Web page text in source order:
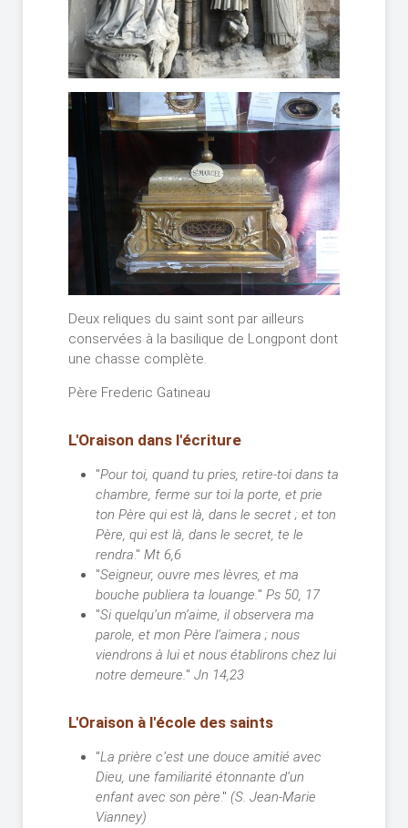
Deux reliques du saint sont par ailleurs
conservées à la basilique de Longpont dont
une chasse complète.
Père Frederic Gatineau
L'Oraison dans l'écriture
"Pour toi, quand tu pries, retire-toi dans ta
chambre, ferme sur toi la porte, et prie
ton Père qui est là, dans le secret ; et ton
Père, qui est là, dans le secret, te le
rendra." Mt 6,6
"Seigneur, ouvre mes lèvres, et ma
bouche publiera ta louange." Ps 50, 17
"Si quelqu’un m’aime, il observera ma
parole, et mon Père l’aimera ; nous
viendrons à lui et nous établirons chez lui
notre demeure." Jn 14,23
L'Oraison à l'école des saints
"La prière c’est une douce amitié avec
Dieu, une familiarité étonnante d’un
enfant avec son père." (S. Jean-Marie
Vianney)